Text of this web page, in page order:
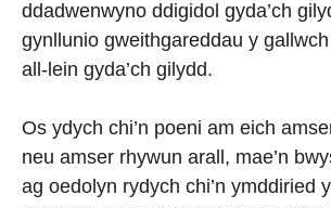
ddadwenwyno ddigidol gyda’ch
gynllunio gweithgareddau y
all-lein gyda’ch gilydd.
Os ydych chi’n poeni am eich
neu amser rhywun arall, mae’n
ag oedolyn rydych chi’n ymddiried